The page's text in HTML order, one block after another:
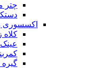
چتر
اکسسوری
کلاه
عینک